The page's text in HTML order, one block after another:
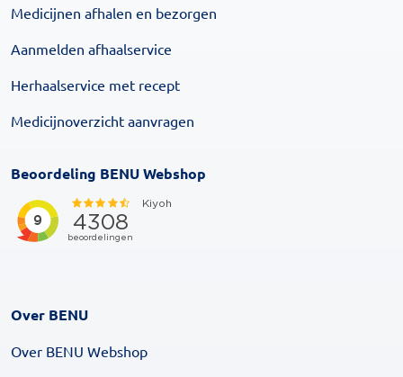
Medicijnen afhalen en bezorgen
Aanmelden afhaalservice
Herhaalservice met recept
Medicijnoverzicht aanvragen
Beoordeling BENU Webshop
Over BENU
Over BENU Webshop